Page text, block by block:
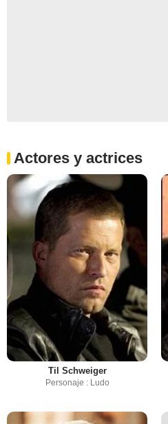
Actores y actrices
Til Schweiger
Personaje : Ludo